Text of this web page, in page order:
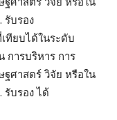
รับรอง
ทียบได้ในระดับ
การบริหาร การ
ฐศาสตร์ วิจัย หรือใน
รับรอง ได้